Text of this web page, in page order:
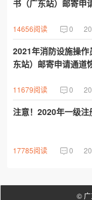
书（广东站）邮寄申
14656阅读 0
2021年消防设施操
东站）邮寄申请通道
11679阅读 0
注意！2020年一级注
17785阅读 0
©